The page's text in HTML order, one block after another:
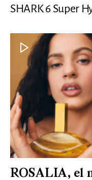
SHARK 6 Super
ROSALIA, el